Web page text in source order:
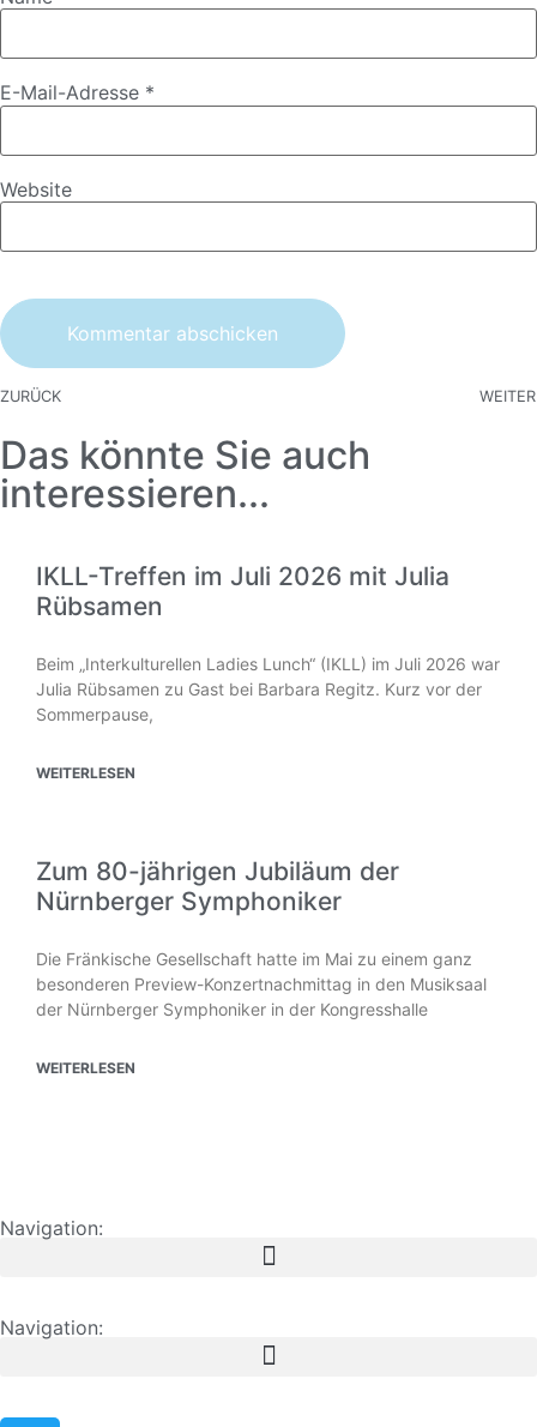
E-Mail-Adresse *
Website
ZURÜCK WEITER
Das könnte Sie auch
interessieren...
IKLL-Treffen im Juli 2026 mit Julia
Rübsamen
Beim „Interkulturellen Ladies Lunch“ (IKLL) im Juli 2026 war
Julia Rübsamen zu Gast bei Barbara Regitz. Kurz vor der
Sommerpause,
WEITERLESEN
Zum 80-jährigen Jubiläum der
Nürnberger Symphoniker
Die Fränkische Gesellschaft hatte im Mai zu einem ganz
besonderen Preview-Konzertnachmittag in den Musiksaal
der Nürnberger Symphoniker in der Kongresshalle
WEITERLESEN
Navigation:
Navigation: